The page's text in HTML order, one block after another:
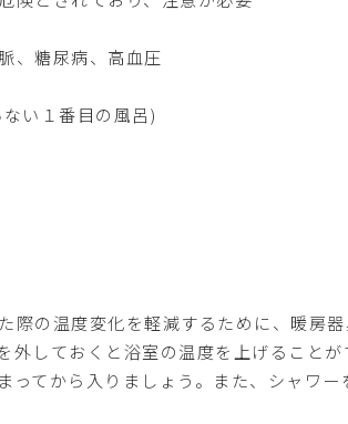
、糖尿病、高血圧
い１番目の風呂)
際の温度変化を軽減するために、暖房
外しておくと浴室の温度を上げること
ってから入りましょう。また、シャワ